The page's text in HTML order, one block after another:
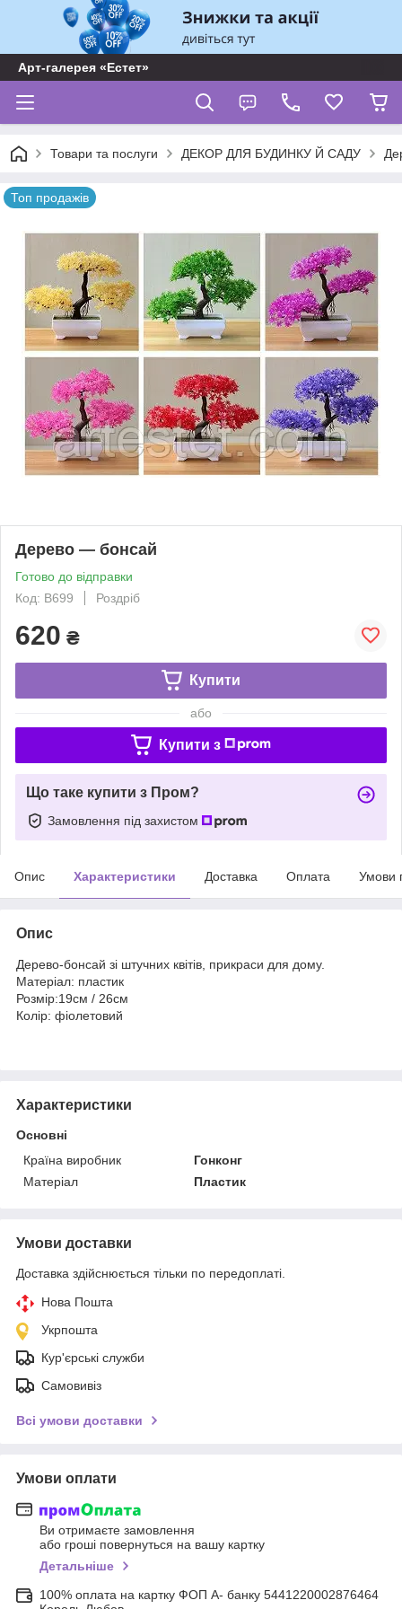
Арт-галерея «Естет»
Товари та послуги ДЕКОР ДЛЯ БУДИНКУ Й САДУ
Топ продажів
Дерево — бонсай
Готово до відправки
Код: B699
Роздріб
620 ₴
Купити
або
Купити з
Що таке купити з Пром?
Замовлення під захистом
Опис Характеристики Доставка Оплата Умови
Опис
Дерево-бонсай зі штучних квітів, прикраси для дому.
Матеріал: пластик
Розмір:19см / 26см
Колір: фіолетовий
Характеристики
Основні
Країна виробник
Гонконг
Матеріал
Пластик
Умови доставки
Доставка здійснюється тільки по передоплаті.
Нова Пошта
Укрпошта
Кур'єрські служби
Самовивіз
Всі умови доставки
Умови оплати
Ви отримаєте замовлення
або гроші повернуться на вашу картку
Детальніше
100% оплата на картку ФОП А- банку 5441220002876464